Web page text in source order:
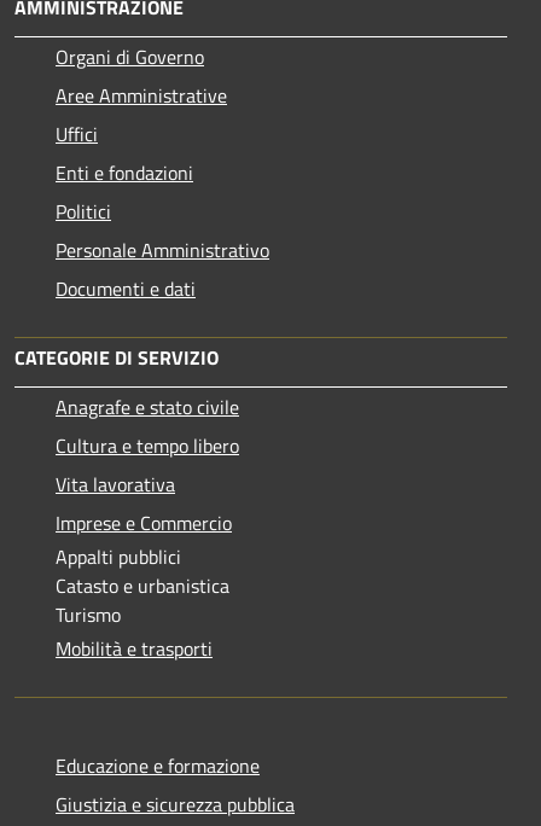
AMMINISTRAZIONE
Organi di Governo
Aree Amministrative
Uffici
Enti e fondazioni
Politici
Personale Amministrativo
Documenti e dati
CATEGORIE DI SERVIZIO
Anagrafe e stato civile
Cultura e tempo libero
Vita lavorativa
Imprese e Commercio
Appalti pubblici
Catasto e urbanistica
Turismo
Mobilità e trasporti
Educazione e formazione
Giustizia e sicurezza pubblica